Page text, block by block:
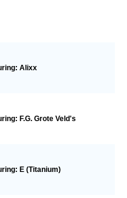
Alixx
F.G. Grote Veld's
E (Titanium)